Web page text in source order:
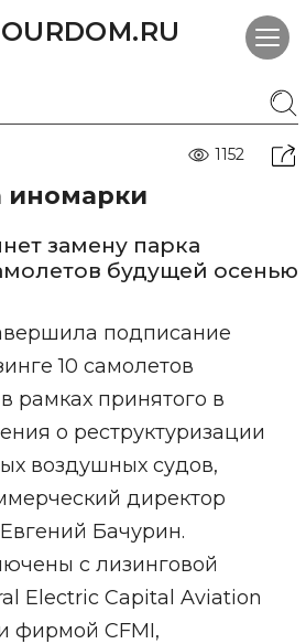
1152
иномарки
замену парка
будущей осенью
подписание
10 самолетов
рамках принятого в
о реструктуризации
воздушных судов,
директор
Бачурин.
с лизинговой
Electric Capital Aviation
фирмой CFMI,